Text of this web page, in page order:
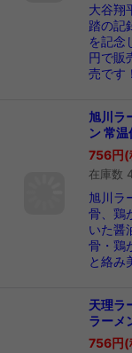
大谷翔
踏の記
を記念
円で販
売です
旭川ラ
ン 常
756円(
在庫数
旭川ラ
骨、鶏
いた醤
骨・鶏
と絡み
天理ラ
ラーメ
756円(